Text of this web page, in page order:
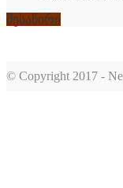
შესაწირი
© Copyright 2017 -